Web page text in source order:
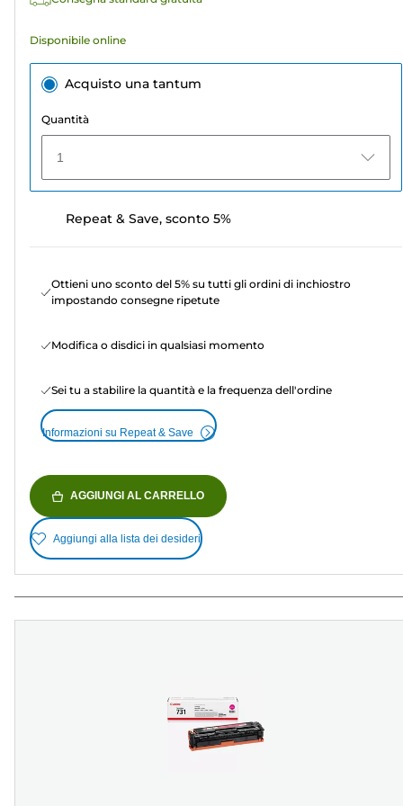
Disponibile online
Acquisto una tantum
Quantità
1
Repeat & Save, sconto 5%
Ottieni uno sconto del 5% su tutti gli ordini di inchiostro
impostando consegne ripetute
Modifica o disdici in qualsiasi momento
Sei tu a stabilire la quantità e la frequenza dell'ordine
Informazioni su Repeat & Save
AGGIUNGI AL CARRELLO
Aggiungi alla lista dei desideri